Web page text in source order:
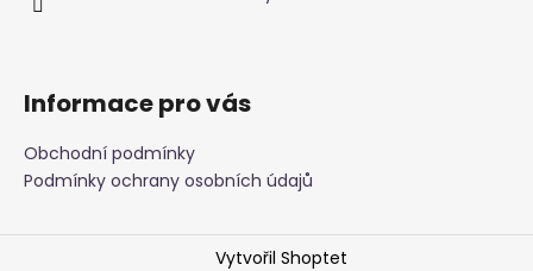
Informace pro vás
Obchodní podmínky
Podmínky ochrany osobních údajů
Vytvořil Shoptet